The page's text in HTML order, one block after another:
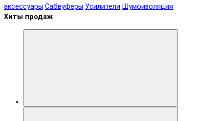
аксессуары Сабвуферы Усилители Шумоизоляция
Хиты продаж